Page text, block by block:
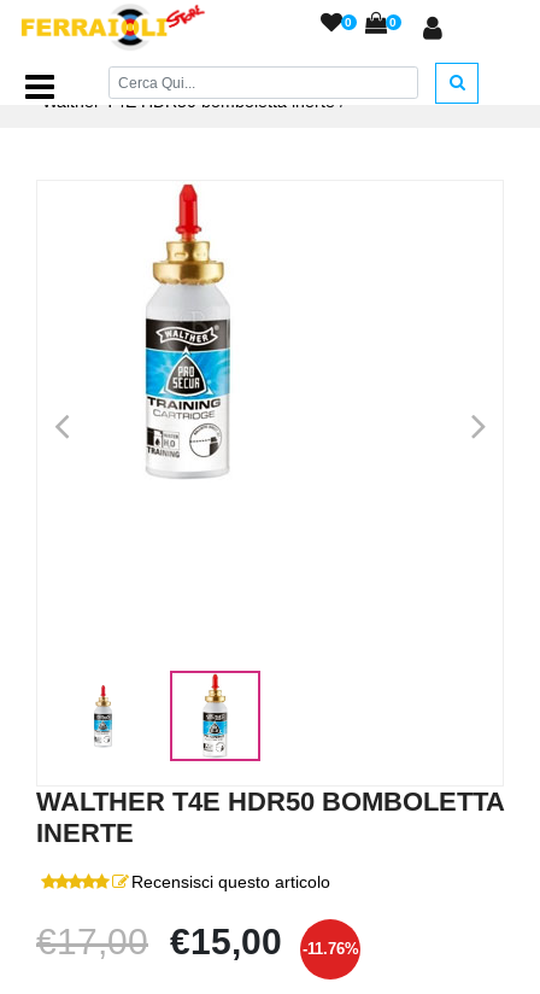
0 0
Home Page/TEMPO LIBERO/Spray antiaggressione/
Walther T4E HDR50 bomboletta inerte/
< >
WALTHER T4E HDR50 BOMBOLETTA
INERTE
Recensisci questo articolo
€17,00 €15,00 -11.76%